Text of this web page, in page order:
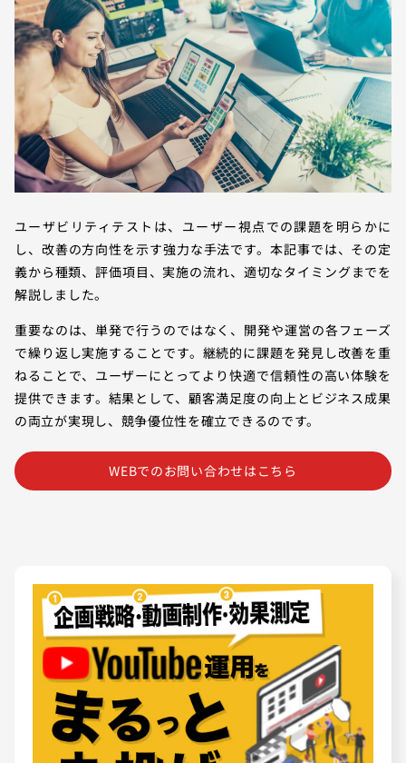
ユーザビリティテストは、ユーザー視点での課題を明らかに
し、改善の方向性を示す強力な手法です。本記事では、その定
義から種類、評価項目、実施の流れ、適切なタイミングまでを
解説しました。
重要なのは、単発で行うのではなく、開発や運営の各フェーズ
で繰り返し実施することです。継続的に課題を発見し改善を重
ねることで、ユーザーにとってより快適で信頼性の高い体験を
提供できます。結果として、顧客満足度の向上とビジネス成果
の両立が実現し、競争優位性を確立できるのです。
WEBでのお問い合わせはこちら